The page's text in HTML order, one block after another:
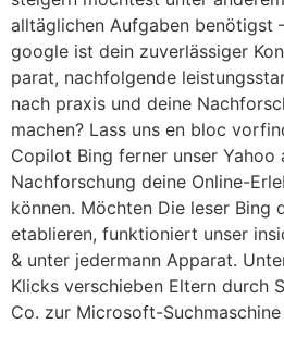
alltäglichen Aufgaben benötigst
google ist dein zuverlässiger
parat, nachfolgende
nach praxis und deine
machen? Lass uns en bloc
Copilot Bing ferner unser Yahoo
Nachforschung deine Online-
können. Möchten Die leser Bing
etablieren, funktioniert unser
& unter jedermann Apparat.
Klicks verschieben Eltern durch
Co. zur Microsoft-Suchmaschine